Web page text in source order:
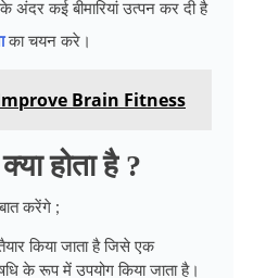
कई बीमारियां उत्पन कर दी है
का चयन करे।
Brain Fitness
होता है ?
करेंगे ;
किया जाता है जिसे एक
के रूप में उपयोग किया जाता है।